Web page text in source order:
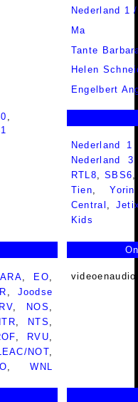
Nederland 1
Ma
Tante
Helen
Engelbert
Nederland
Nederland
RTL8,SBS6
Tien,Yorin
Central ,
Kids
EO
Joodse
NOS
NTS
RVU
NOT
,WNL